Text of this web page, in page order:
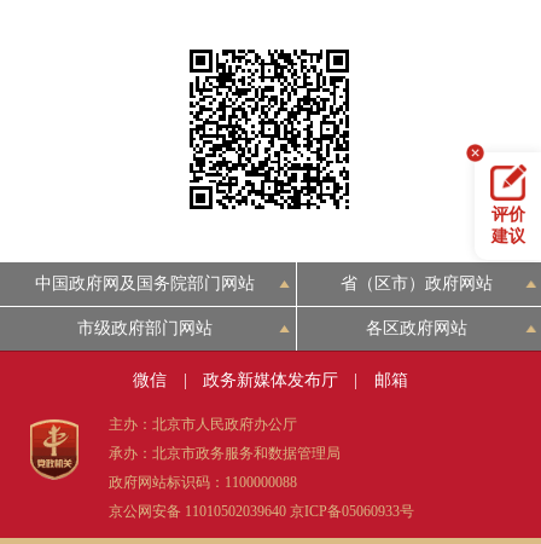
评价
建议
中国政府网及国务院部门网站 省（区市）政府网站
市级政府部门网站 各区政府网站
微信 政务新媒体发布厅 邮箱
主办：北京市人民政府办公厅
承办：北京市政务服务和数据管理局
政府网站标识码：1100000088
京公网安备 11010502039640 京ICP备05060933号